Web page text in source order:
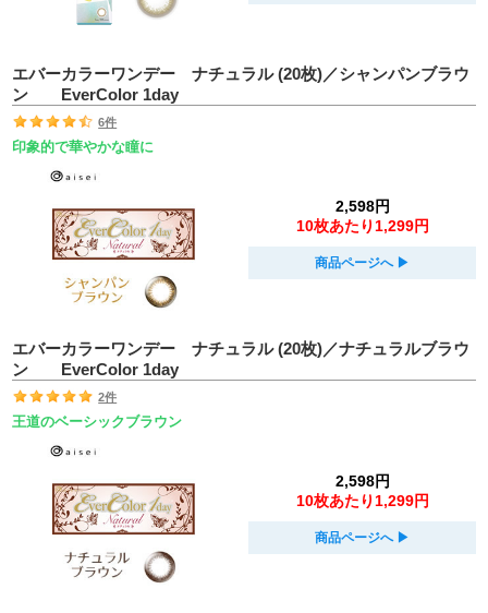
エバーカラーワンデー ナチュラル (20枚)／シャンパンブラウ
ン EverColor 1day
6件
印象的で華やかな瞳に
2,598円
10枚あたり1,299円
商品ページへ ▶︎
エバーカラーワンデー ナチュラル (20枚)／ナチュラルブラウ
ン EverColor 1day
2件
王道のベーシックブラウン
2,598円
10枚あたり1,299円
商品ページへ ▶︎